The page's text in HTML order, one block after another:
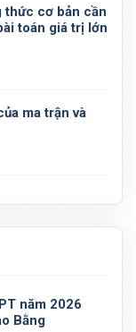
thức cơ bản cần
toán giá trị lớn
ma trận và
năm 2026
Bằng